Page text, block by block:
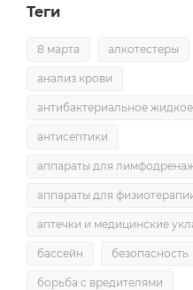
Теги
8 марта алкотестеры
анализ крови
антибактериальное
антисептики
аппараты для
аппараты для
аптечки и медицинские
бассейн безопасность
борьба с вредителями